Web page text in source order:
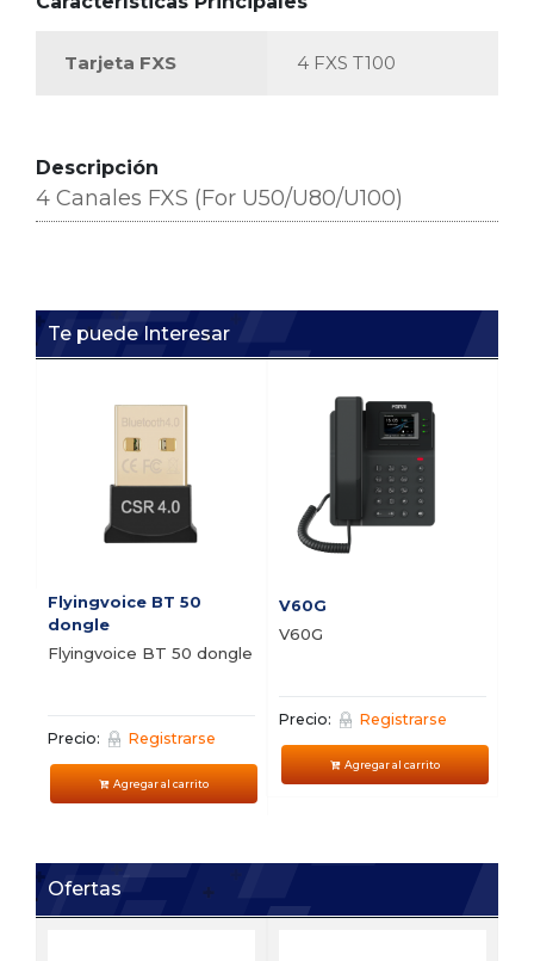
Tarjeta FXS 4 FXS T100
Descripción
4 Canales FXS (For U50/U80/U100)
Te puede Interesar
Flyingvoice BT 50
dongle
Flyingvoice BT 50 dongle
Precio: Registrarse
Agregar al carrito
V60G
V60G
Precio: Registrarse
Agregar al carrito
Ofertas